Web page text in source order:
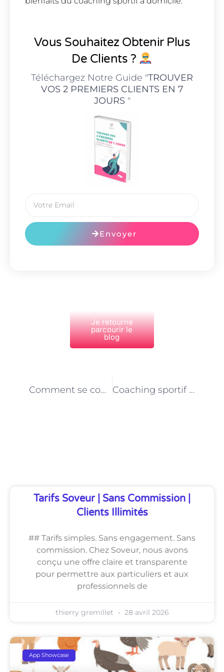
Vous Souhaitez Obtenir Plus
De Clients ?
Téléchargez Notre Guide "TROUVER
VOS 2 PREMIERS CLIENTS EN 7
JOURS"
Envoyer
Je retourne
parcourir le
blog
Comment se constituer une clientèle solide en coaching sportif à Paris ? Coaching sportif à domicile à Paris : Quelle réglementation et quel statut juridique ?
Tarifs Soveur | Sans Commission |
Clients Illimités
## Tarifs simples. Sans engagement. Sans
commission. Chez Soveur, nous avons
conçu une offre claire et transparente
pour permettre aux particuliers et aux
professionnels de
thierry gremillet 28 avril 2026
App Showcase